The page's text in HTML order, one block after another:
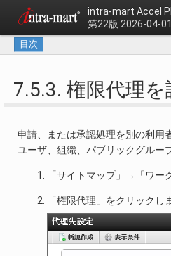
intra-mart Accel
第22版 2026-04-01
目次
7.5.3. 権限代理を
申請、または承認処理を別の利用
ユーザ、組織、パブリックグルー
「サイトマップ」→「ワ
「権限代理」をクリックし